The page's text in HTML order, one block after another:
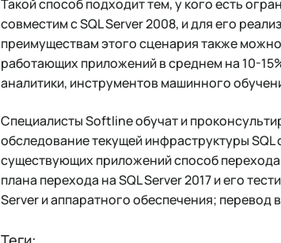
Такой способ подходит тем, у кого есть
совместим с SQL Server 2008, и для его
преимуществам этого сценария также
работающих приложений в среднем на 10-
аналитики, инструментов машинного
Специалисты Softline обучат и
обследование текущей инфраструктуры
существующих приложений способ
плана перехода на SQL Server 2017 и его
Server и аппаратного обеспечения; перевод